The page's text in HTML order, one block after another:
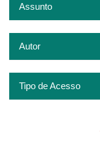
Assunto
Autor
Tipo de Acesso